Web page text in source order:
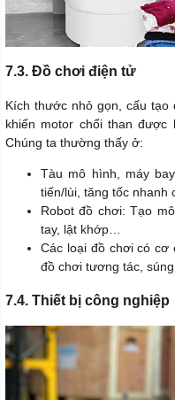
7.3. Đồ chơi điện tử
Kích thước nhỏ gọn, cấu
khiến motor chổi than
Chúng ta thường thấy ở:
Tàu mô hình, máy
tiến/lùi, tăng tốc nhanh
Robot đồ chơi: Tạo
tay, lật khớp…
Các loại đồ chơi có cơ
đồ chơi tương tác,
7.4. Thiết bị công nghiệp